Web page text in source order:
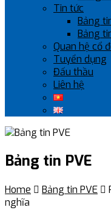
Tin tức
Bảng
Bảng
Quan hệ cổ
Tuyển dụng
Đấu thầu
Liên hệ
Bảng tin PVE
Home  Bảng tin PVE 
nghĩa